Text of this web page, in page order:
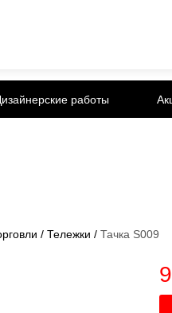
работы
/ Тележки / Тачка S009